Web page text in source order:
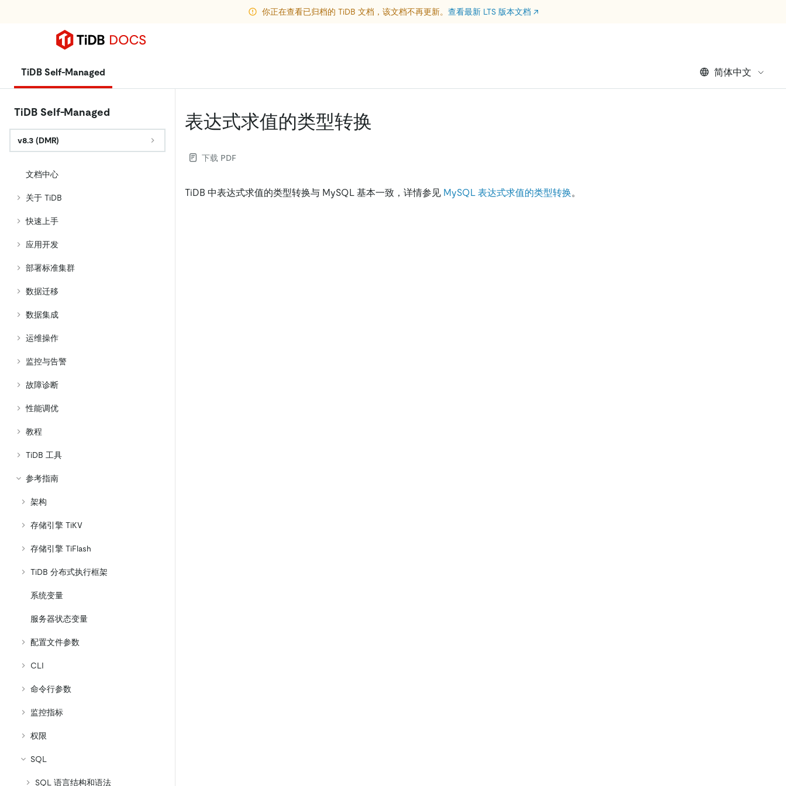
你正在查看已归档的 TiDB 文档，该文档不再更新。 查看最新 LTS 版本文档 ↗
TiDB Self-Managed 简体中文
TiDB Self-Managed
v8.3 (DMR)
文档中心
关于 TiDB
快速上手
应用开发
部署标准集群
数据迁移
数据集成
运维操作
监控与告警
故障诊断
性能调优
教程
TiDB 工具
参考指南
架构
存储引擎 TiKV
存储引擎 TiFlash
TiDB 分布式执行框架
系统变量
服务器状态变量
配置文件参数
CLI
命令行参数
监控指标
权限
SQL
SQL 语言结构和语法
表达式求值的类型转换
下载 PDF
TiDB 中表达式求值的类型转换与 MySQL 基本一致，详情参见 MySQL 表达式求值的类型转换。